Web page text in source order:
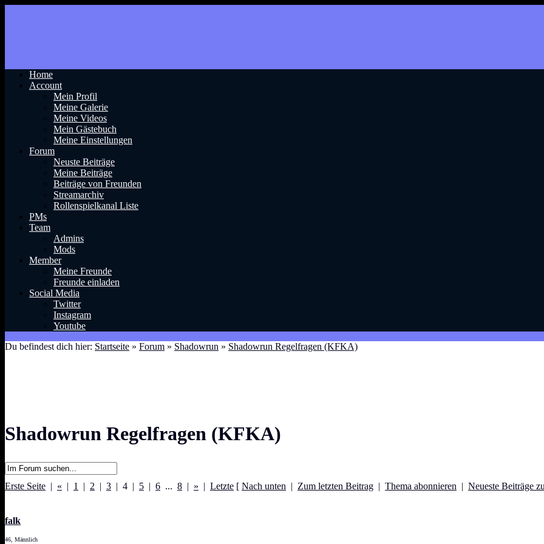
Home
Account
Mein Profil
Meine Galerie
Meine Videos
Mein Gästebuch
Meine Einstellungen
Forum
Neuste Beiträge
Meine Beiträge
Beiträge von Freunden
Streamarchiv
Rollenspielkanal Liste
PMs
Team
Admins
Mods
Member
Meine Freunde
Freunde einladen
Social Media
Twitter
Instagram
Youtube
Du befindest dich hier: Startseite » Forum » Shadowrun » Shadowrun Regelfragen (KFKA)
Shadowrun Regelfragen (KFKA)
Erste Seite | « | 1 | 2 | 3 | 4 | 5 | 6 ... 8 | » | Letzte [ Nach unten | Zum letzten Beitrag | Thema abonnieren | Neueste Beiträge
falk
46, Männlich